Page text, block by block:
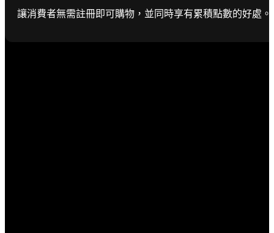
讓消費者無需註冊即可購物，並同時享有累積點數的好處。